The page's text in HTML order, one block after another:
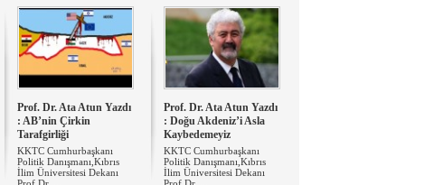
Prof. Dr. Ata Atun Yazdı
: AB’nin Çirkin
Tarafgirliği
KKTC Cumhurbaşkanı
Politik Danışmanı,Kıbrıs
İlim Üniversitesi Dekanı
Prof. Dr. Ata Atun Yazdı
: Doğu Akdeniz’i Asla
Kaybedemeyiz
KKTC Cumhurbaşkanı
Politik Danışmanı,Kıbrıs
İlim Üniversitesi Dekanı